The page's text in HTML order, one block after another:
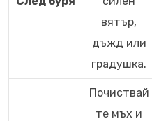
вятър,
дъжд или
градушка.
Почиствай
те мъх и